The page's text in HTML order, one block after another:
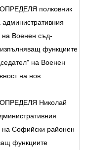
полковник
административния
на Военен съд-
функциите
на Военен
на нов
ОПРЕДЕЛЯ Николай
на Софийски районен
функциите